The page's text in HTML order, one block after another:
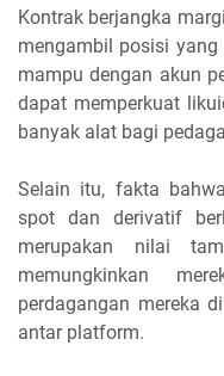
Kontrak berjangka
mengambil posisi
mampu dengan akun
dapat memperkuat
banyak alat bagi
Selain itu, fakta
spot dan derivatif
merupakan nilai
memungkinkan
perdagangan mereka
antar platform.